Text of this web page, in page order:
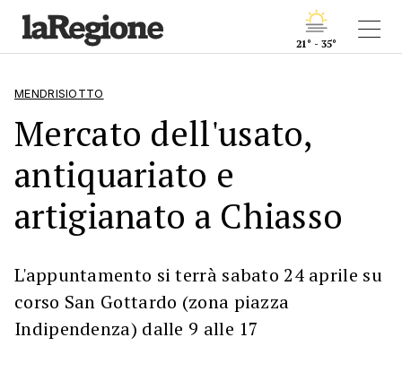
21° - 35°
MENDRISIOTTO
Mercato dell'usato,
antiquariato e
artigianato a Chiasso
L'appuntamento si terrà sabato 24 aprile su
corso San Gottardo (zona piazza
Indipendenza) dalle 9 alle 17